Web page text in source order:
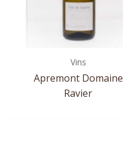
Vins
Apremont Domaine
Ravier